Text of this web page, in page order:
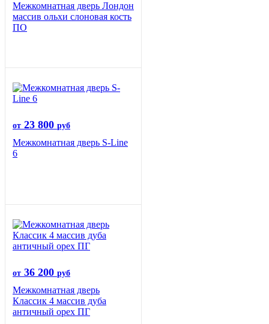
Межкомнатная дверь Лондон
массив ольхи слоновая кость
ПО
от 23 800 руб
Межкомнатная дверь S-Line
6
от 36 200 руб
Межкомнатная дверь
Классик 4 массив дуба
античный орех ПГ